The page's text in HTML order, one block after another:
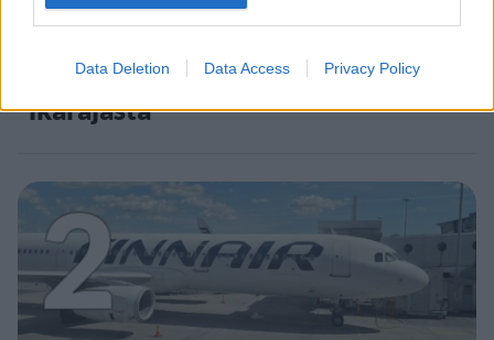
Data Deletion Data Access Privacy Policy
Kela muistuttaa tärkeästä
ikärajasta
2